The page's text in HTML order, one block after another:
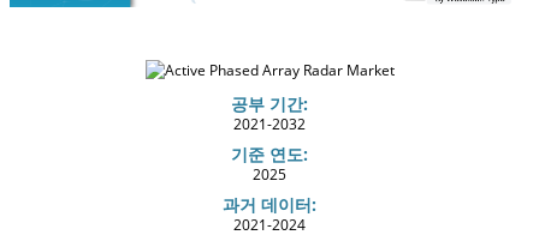
공부 기간:
2021-2032
기준 연도:
2025
과거 데이터:
2021-2024